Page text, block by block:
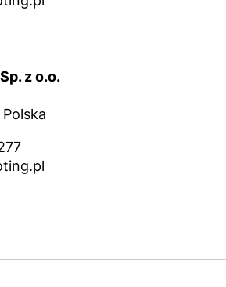
z o.o.